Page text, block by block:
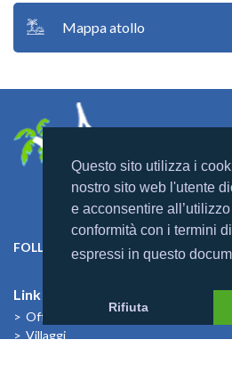
Questo sito utilizza i
nostro sito web l'utente
e acconsentire
conformità con i termini
espressi in questo
Rifiuta
Mappa atollo
FOLLOW US ON:
Link Utili
Offerte
Villaggi